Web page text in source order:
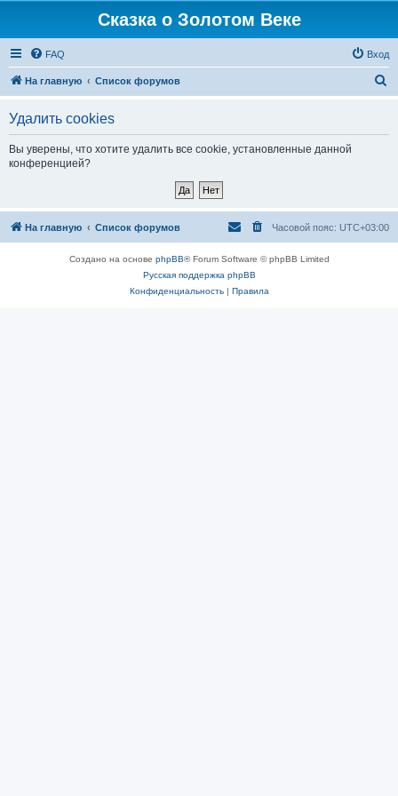
Сказка о Золотом Веке
FAQ Вход
На главную Список форумов
Удалить cookies
Вы уверены, что хотите удалить все cookie, установленные данной
конференцией?
На главную Список форумов Часовой пояс: UTC+03:00
Создано на основе phpBB® Forum Software © phpBB Limited
Русская поддержка phpBB
Конфиденциальность| Правила